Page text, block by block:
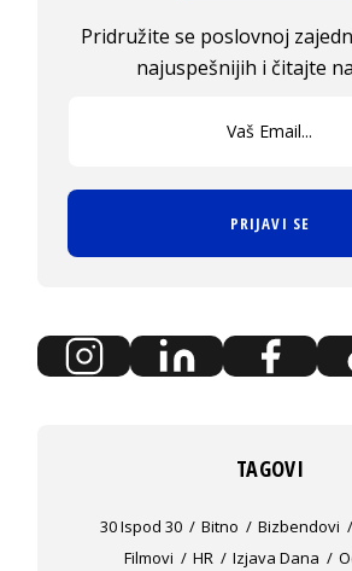
Pridružite se poslovnoj
najuspešnijih i čitajte
PRIJAVI SE
TAGOVI
30 Ispod 30 Bitno Bizbendovi
Filmovi
HR Izjava Dana